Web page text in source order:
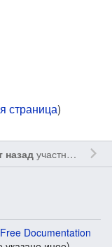
страница)
назадучастником
Documentation